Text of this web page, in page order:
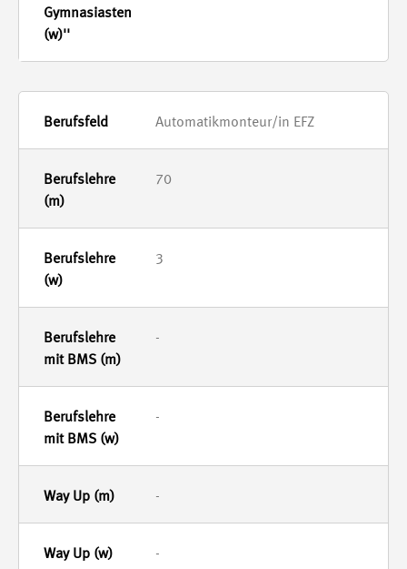
Automatikmonteur/in EFZ
70
3
-
-
-
-